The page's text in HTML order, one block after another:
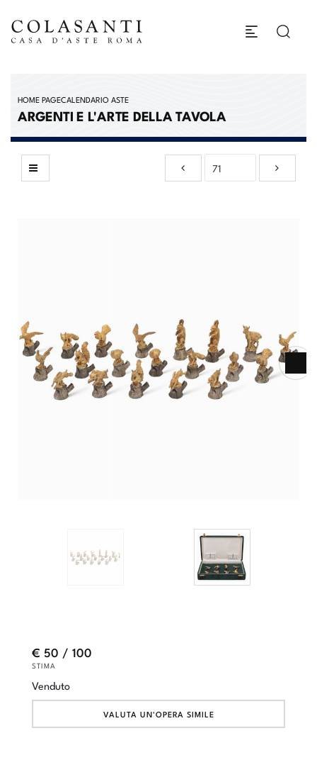
HOME PAGECALENDARIO ASTE
ARGENTI E L'ARTE DELLA TAVOLA
€ 50 / 100
STIMA
Venduto
VALUTA UN'OPERA SIMILE